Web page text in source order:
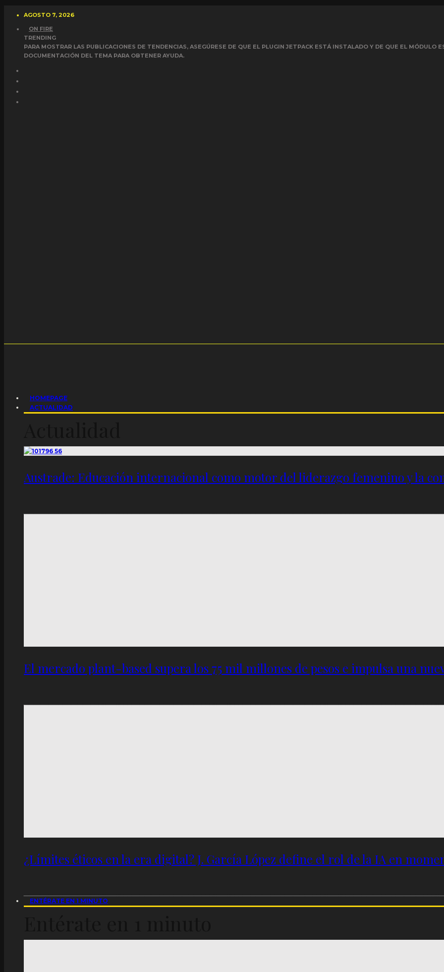
AGOSTO 7, 2026
ON FIRE
TRENDING
PARA MOSTRAR LAS PUBLICACIONES DE TENDENCIAS, ASEGÚRESE DE QUE EL PLUGIN JETPACK ESTÁ INSTALADO Y DE QUE EL MÓDULO
DOCUMENTACIÓN DEL TEMA PARA OBTENER AYUDA.
HOMEPAGE
ACTUALIDAD
Austrade: Educación internacional como motor del liderazgo femenino y la
El mercado plant-based supera los 75 mil millones de pesos e impulsa una
¿Límites éticos en la era digital? J. García López define el rol de la IA en
ENTÉRATE EN 1 MINUTO